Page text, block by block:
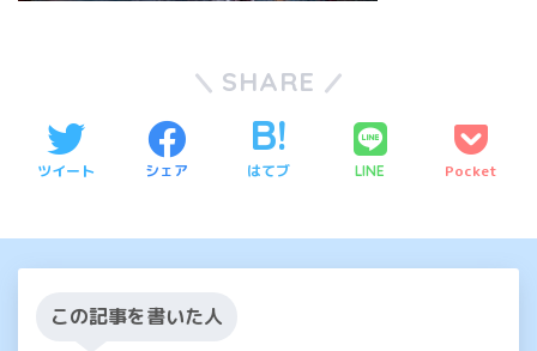
SHARE
ツイート シェア はてブ LINE Pocket
この記事を書いた人